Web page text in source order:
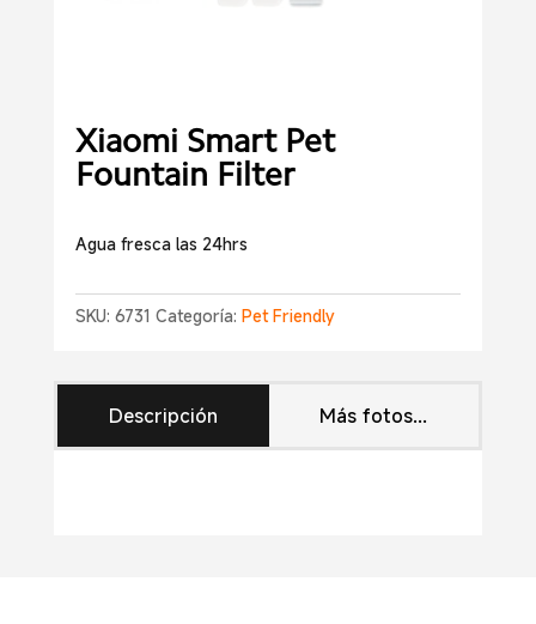
Xiaomi Smart Pet
Fountain Filter
Agua fresca las 24hrs
SKU: 6731 Categoría: Pet Friendly
Descripción Más fotos...